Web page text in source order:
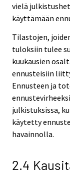
vielä
käyttämään
Tilastojen,
tuloksiin tulee
kuukausien
ennusteisiin
Ennusteen ja
julkistuksissa,
käytetty
havainnolla.
2.4